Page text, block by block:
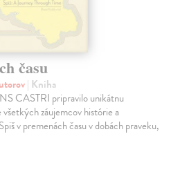
času
| Kniha
CASTRI pripravilo unikátnu
záujemcov histórie a
v premenách času v dobách praveku,